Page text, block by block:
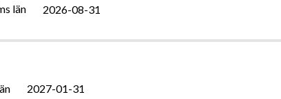
län 2026-08-31
2027-01-31